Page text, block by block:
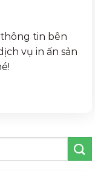
thông tin bên
vụ in ấn sản